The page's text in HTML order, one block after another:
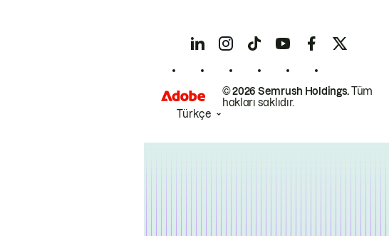
© 2026 Semrush Holdings.Tüm
hakları saklıdır.
Türkçe